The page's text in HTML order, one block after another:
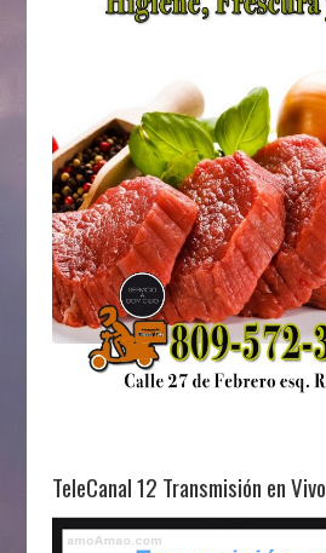
TeleCanal 12 Transmisión en Vivo